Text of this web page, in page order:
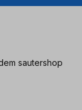
sautershop